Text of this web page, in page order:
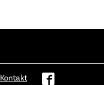
Kontakt